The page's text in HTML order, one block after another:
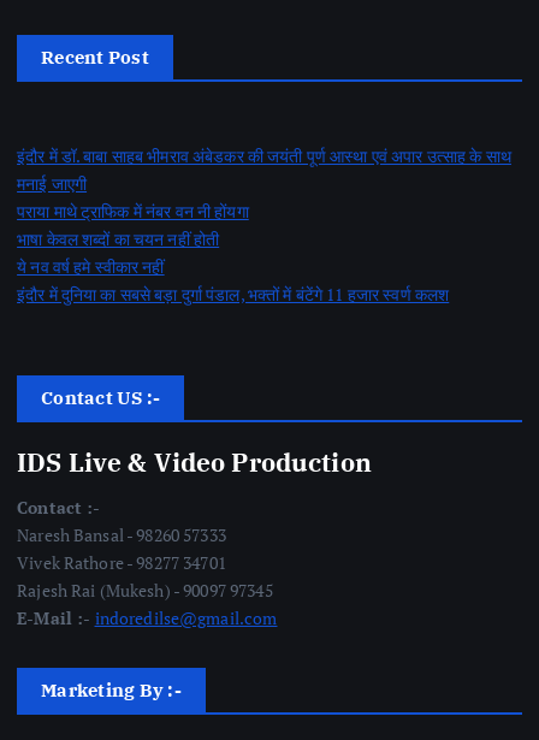
Recent Post
इंदौर में डॉ. बाबा साहब भीमराव अंबेडकर की जयंती पूर्ण आस्था एवं अपार उत्साह के साथ
मनाई जाएगी
पराया माथे ट्राफिक में नंबर वन नी होंयगा
भाषा केवल शब्दों का चयन नहीं होती
ये नव वर्ष हमे स्वीकार नहीं
इंदौर में दुनिया का सबसे बड़ा दुर्गा पंडाल, भक्तों में बंटेंगे 11 हजार स्वर्ण कलश
Contact US :-
IDS Live & Video Production
Contact :-
Naresh Bansal - 98260 57333
Vivek Rathore - 98277 34701
Rajesh Rai (Mukesh) - 90097 97345
E-Mail :- indoredilse@gmail.com
Marketing By :-